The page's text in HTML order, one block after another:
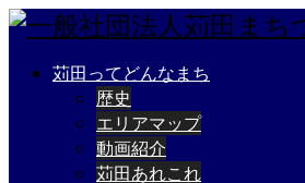
苅田ってどんなまち
歴史
エリアマップ
動画紹介
苅田あれこれ